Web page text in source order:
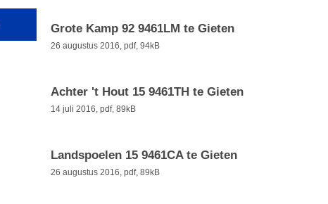
Grote Kamp 92 9461LM te Gieten
26 augustus 2016, pdf, 94kB
Achter 't Hout 15 9461TH te Gieten
14 juli 2016, pdf, 89kB
Landspoelen 15 9461CA te Gieten
26 augustus 2016, pdf, 89kB